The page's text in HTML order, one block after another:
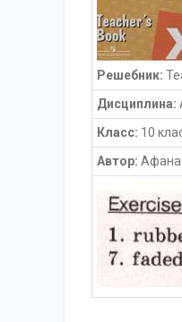
Решебник:
Дисциплина:
Класс: 10
Автор: